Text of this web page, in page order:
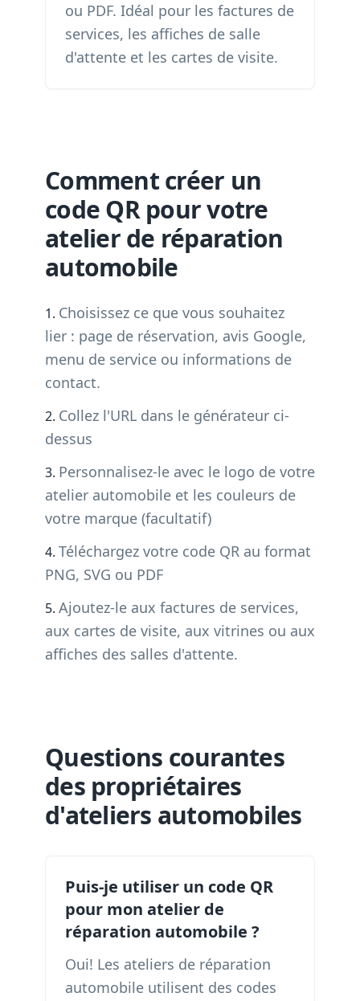
ou PDF. Idéal pour les factures de
services, les affiches de salle
d'attente et les cartes de visite.
Comment créer un
code QR pour votre
atelier de réparation
automobile
Choisissez ce que vous souhaitez
lier : page de réservation, avis Google,
menu de service ou informations de
contact.
Collez l'URL dans le générateur ci-
dessus
Personnalisez-le avec le logo de votre
atelier automobile et les couleurs de
votre marque (facultatif)
Téléchargez votre code QR au format
PNG, SVG ou PDF
Ajoutez-le aux factures de services,
aux cartes de visite, aux vitrines ou aux
affiches des salles d'attente.
Questions courantes
des propriétaires
d'ateliers automobiles
Puis-je utiliser un code QR
pour mon atelier de
réparation automobile ?
Oui! Les ateliers de réparation
automobile utilisent des codes